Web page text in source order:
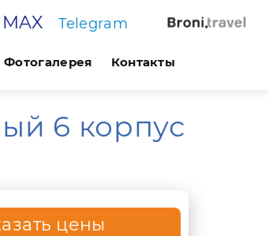
MAX Telegram
Фотогалерея Контакты
6 корпус
цены